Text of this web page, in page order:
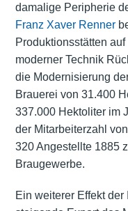
damalige Peripherie
Franz Xaver Renner
Produktionsstätten
moderner Technik
die Modernisierung
Brauerei von 31.400
337.000 Hektoliter im
der Mitarbeiterzahl
320 Angestellte 1885
Braugewerbe.
Ein weiterer Effekt